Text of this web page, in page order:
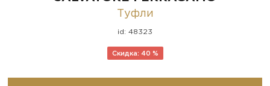
Туфли
id: 48323
Скидка: 40 %